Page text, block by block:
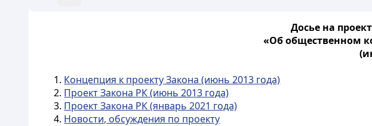
Досье на
«Об общественном
1. Концепция к проекту Закона (июнь 2013 года)
2. Проект Закона РК (июнь 2013 года)
3. Проект Закона РК (январь 2021 года)
4. Новости, обсуждения по проекту